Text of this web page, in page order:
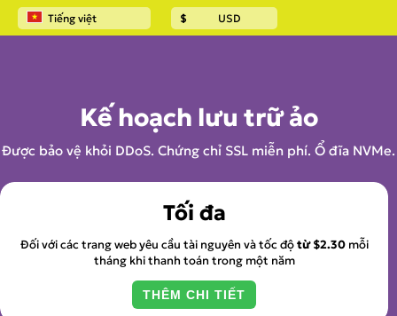
Tiếng việt $ USD
Trang chủ Lưu trữ trang web
Kế hoạch lưu trữ ảo
Được bảo vệ khỏi DDoS. Chứng chỉ SSL miễn phí. Ổ đĩa NVMe.
Tối đa
Đối với các trang web yêu cầu tài nguyên và tốc độtừ$2.30mỗi
tháng khi thanh toán trong một năm
THÊM CHI TIẾT